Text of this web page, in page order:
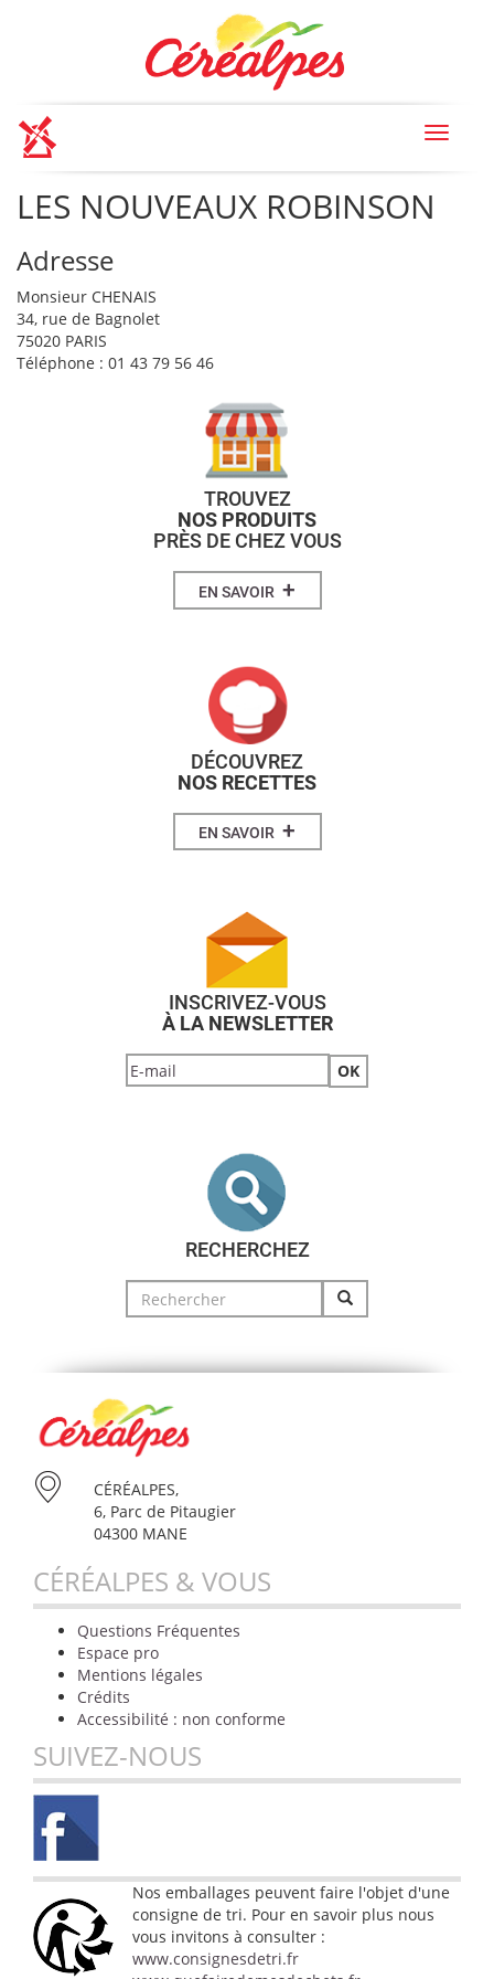
Toggle
LES NOUVEAUX ROBINSON
Adresse
Monsieur CHENAIS
34, rue de Bagnolet
75020 PARIS
Téléphone : 01 43 79 56 46
TROUVEZ
NOS PRODUITS
PRÈS DE CHEZ VOUS
EN SAVOIR +
DÉCOUVREZ
NOS RECETTES
EN SAVOIR +
INSCRIVEZ-VOUS
À LA NEWSLETTER
RECHERCHEZ
Search
for:
CÉRÉALPES,
6, Parc de Pitaugier
04300 MANE
CÉRÉALPES & VOUS
Questions Fréquentes
Espace pro
Mentions légales
Crédits
Accessibilité : non conforme
SUIVEZ-NOUS
Nos emballages peuvent faire l'objet d'une
consigne de tri. Pour en savoir plus nous
vous invitons à consulter :
www.consignesdetri.fr